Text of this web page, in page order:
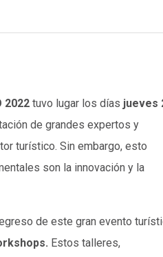
2022 tuvo lugar los días jueves
de grandes expertos y
turístico. Sin embargo, esto
son la innovación y la
de este gran evento
Estos talleres,